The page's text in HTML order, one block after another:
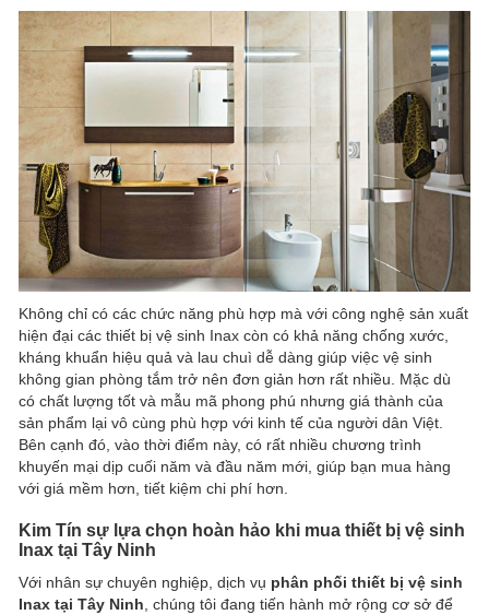
Không chỉ có các chức năng phù hợp mà với công nghệ sản xuất
hiện đại các thiết bị vệ sinh Inax còn có khả năng chống xước,
kháng khuẩn hiệu quả và lau chuì dễ dàng giúp việc vệ sinh
không gian phòng tắm trở nên đơn giản hơn rất nhiều. Mặc dù
có chất lượng tốt và mẫu mã phong phú nhưng giá thành của
sản phẩm lại vô cùng phù hợp với kinh tế của người dân Việt.
Bên cạnh đó, vào thời điểm này, có rất nhiều chương trình
khuyến mại dịp cuối năm và đầu năm mới, giúp bạn mua hàng
với giá mềm hơn, tiết kiệm chi phí hơn.
Kim Tín sự lựa chọn hoàn hảo khi mua thiết bị vệ sinh
Inax tại Tây Ninh
Với nhân sự chuyên nghiệp, dịch vụ phân phối thiết bị vệ sinh
Inax tại Tây Ninh , chúng tôi đang tiến hành mở rộng cơ sở để